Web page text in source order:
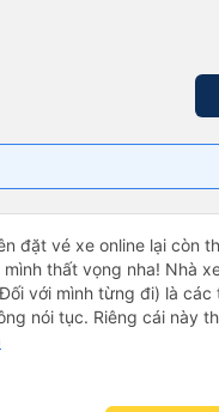
đặt vé xe online lại còn
mình thất vọng nha! Nhà
với mình từng đi) là các
nói tục. Riêng cái này
xế còn uống pepsi rất dễ